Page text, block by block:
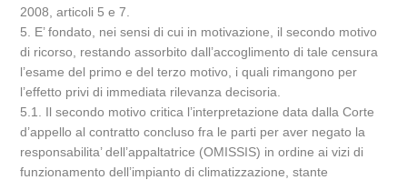
2008, articoli 5 e 7.
5. E’ fondato, nei sensi di cui in motivazione, il secondo motivo
di ricorso, restando assorbito dall’accoglimento di tale censura
l’esame del primo e del terzo motivo, i quali rimangono per
l’effetto privi di immediata rilevanza decisoria.
5.1. Il secondo motivo critica l’interpretazione data dalla Corte
d’appello al contratto concluso fra le parti per aver negato la
responsabilita’ dell’appaltatrice (OMISSIS) in ordine ai vizi di
funzionamento dell’impianto di climatizzazione, stante